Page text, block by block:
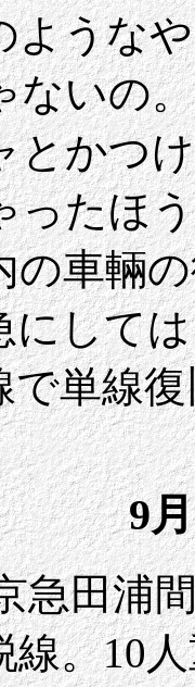
ような
ないの
とかつ
ったほ
の車輛
にして
で単線
9
急田浦
。10